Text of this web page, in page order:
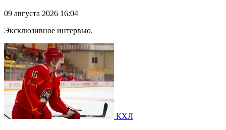
09 августа 2026 16:04
Эксклюзивное интервью.
КХЛ